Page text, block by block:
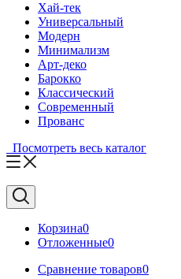
Хай-тек
Универсальный
Модерн
Минимализм
Арт-деко
Барокко
Классический
Современный
Прованс
Посмотреть весь каталог
Корзина0
Отложенные0
Сравнение товаров0